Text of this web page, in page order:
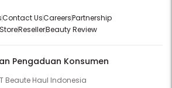
Contact UsCareersPartnership
ResellerBeauty Review
Pengaduan Konsumen
Beaute Haul Indonesia